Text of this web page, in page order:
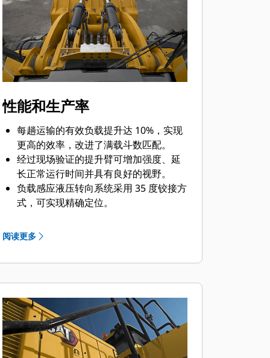
性能和生产率
每趟运输的有效负载提升达 10%，实现
更高的效率，改进了满载斗数匹配。
经过现场验证的提升臂可增加强度、延
长正常运行时间并具有良好的视野。
负载感应液压转向系统采用 35 度铰接方
式，可实现精确定位。
Steering and Integrated Control）将
杆中，最大限度提高了响应性。
高性能铲斗具有出色的挖掘性能，更高
的铲斗填充系数，并减少了挖掘时间。
Cat Advansys™ 铲斗护齿（GET，
Ground Engaging Tool）可保护部件并
阅读更多